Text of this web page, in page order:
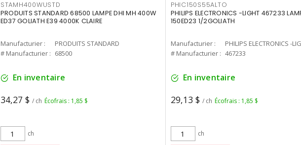
STAMH400WUSTD
PRODUITS STANDARD 68500 LAMPE DHI MH 400W
ED37 GOLIATH E39 4000K CLAIRE
Manufacturier :
PRODUITS STANDARD
# Manufacturier : 68500
En inventaire
34,27 $ / ch Écofrais : 1,85 $
ch
PHIC150S55ALTO
PHILIPS ELECTRONICS -LIGHT 467233
150ED23 1/2GOLIATH
Manufacturier :
PHILIPS ELECTRONICS -
# Manufacturier : 467233
En inventaire
29,13 $ / ch Écofrais : 1,85 $
ch